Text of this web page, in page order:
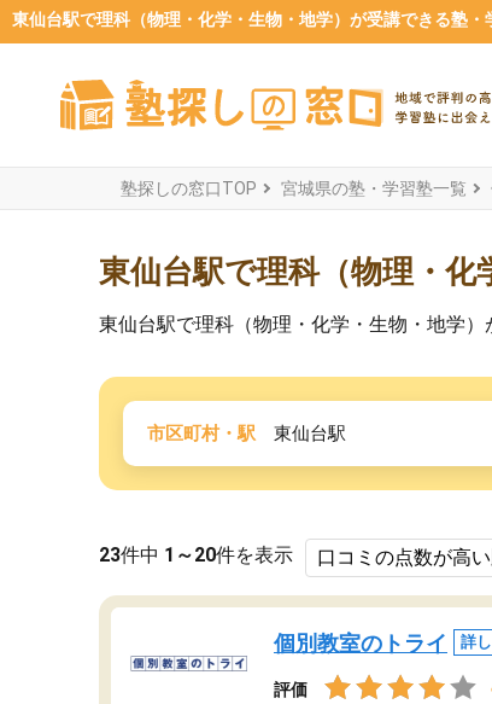
東仙台駅で理科（物理・化学・生物・地学）が受講できる塾・
塾探しの窓口TOP 宮城県の塾・学習塾一覧
東仙台駅で理科（物理・
東仙台駅で理科（物理・化学・生物・地学
市区町村・駅 東仙台駅
23件中 1～20件を表示
個別教室のトライ 詳
評価